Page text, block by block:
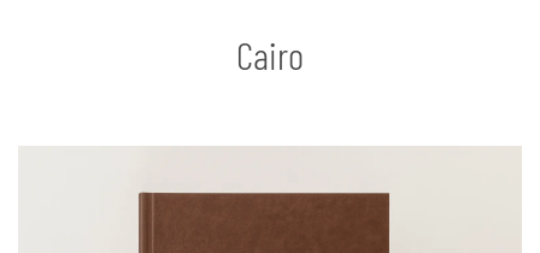
Cairo